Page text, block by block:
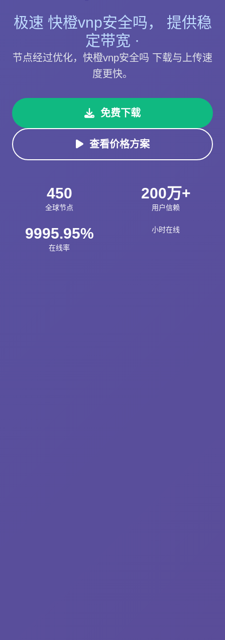
极速 快橙vnp安全吗， 提供稳
定带宽 ·
节点经过优化，快橙vnp安全吗 下载与上传速
度更快。
免费下载
查看价格方案
450
全球节点
200万+
用户信赖
9995.95%
在线率
小时在线